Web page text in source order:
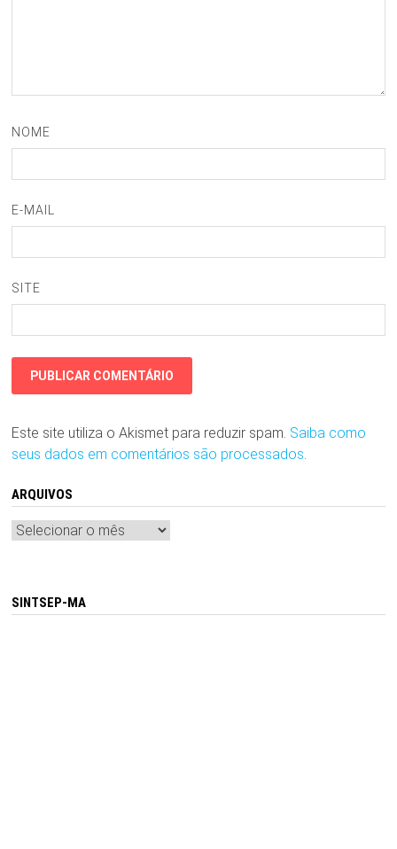
NOME
E-MAIL
SITE
Este site utiliza o Akismet para reduzir spam. Saiba como
seus dados em comentários são processados
ARQUIVOS
Arquivos
SINTSEP-MA